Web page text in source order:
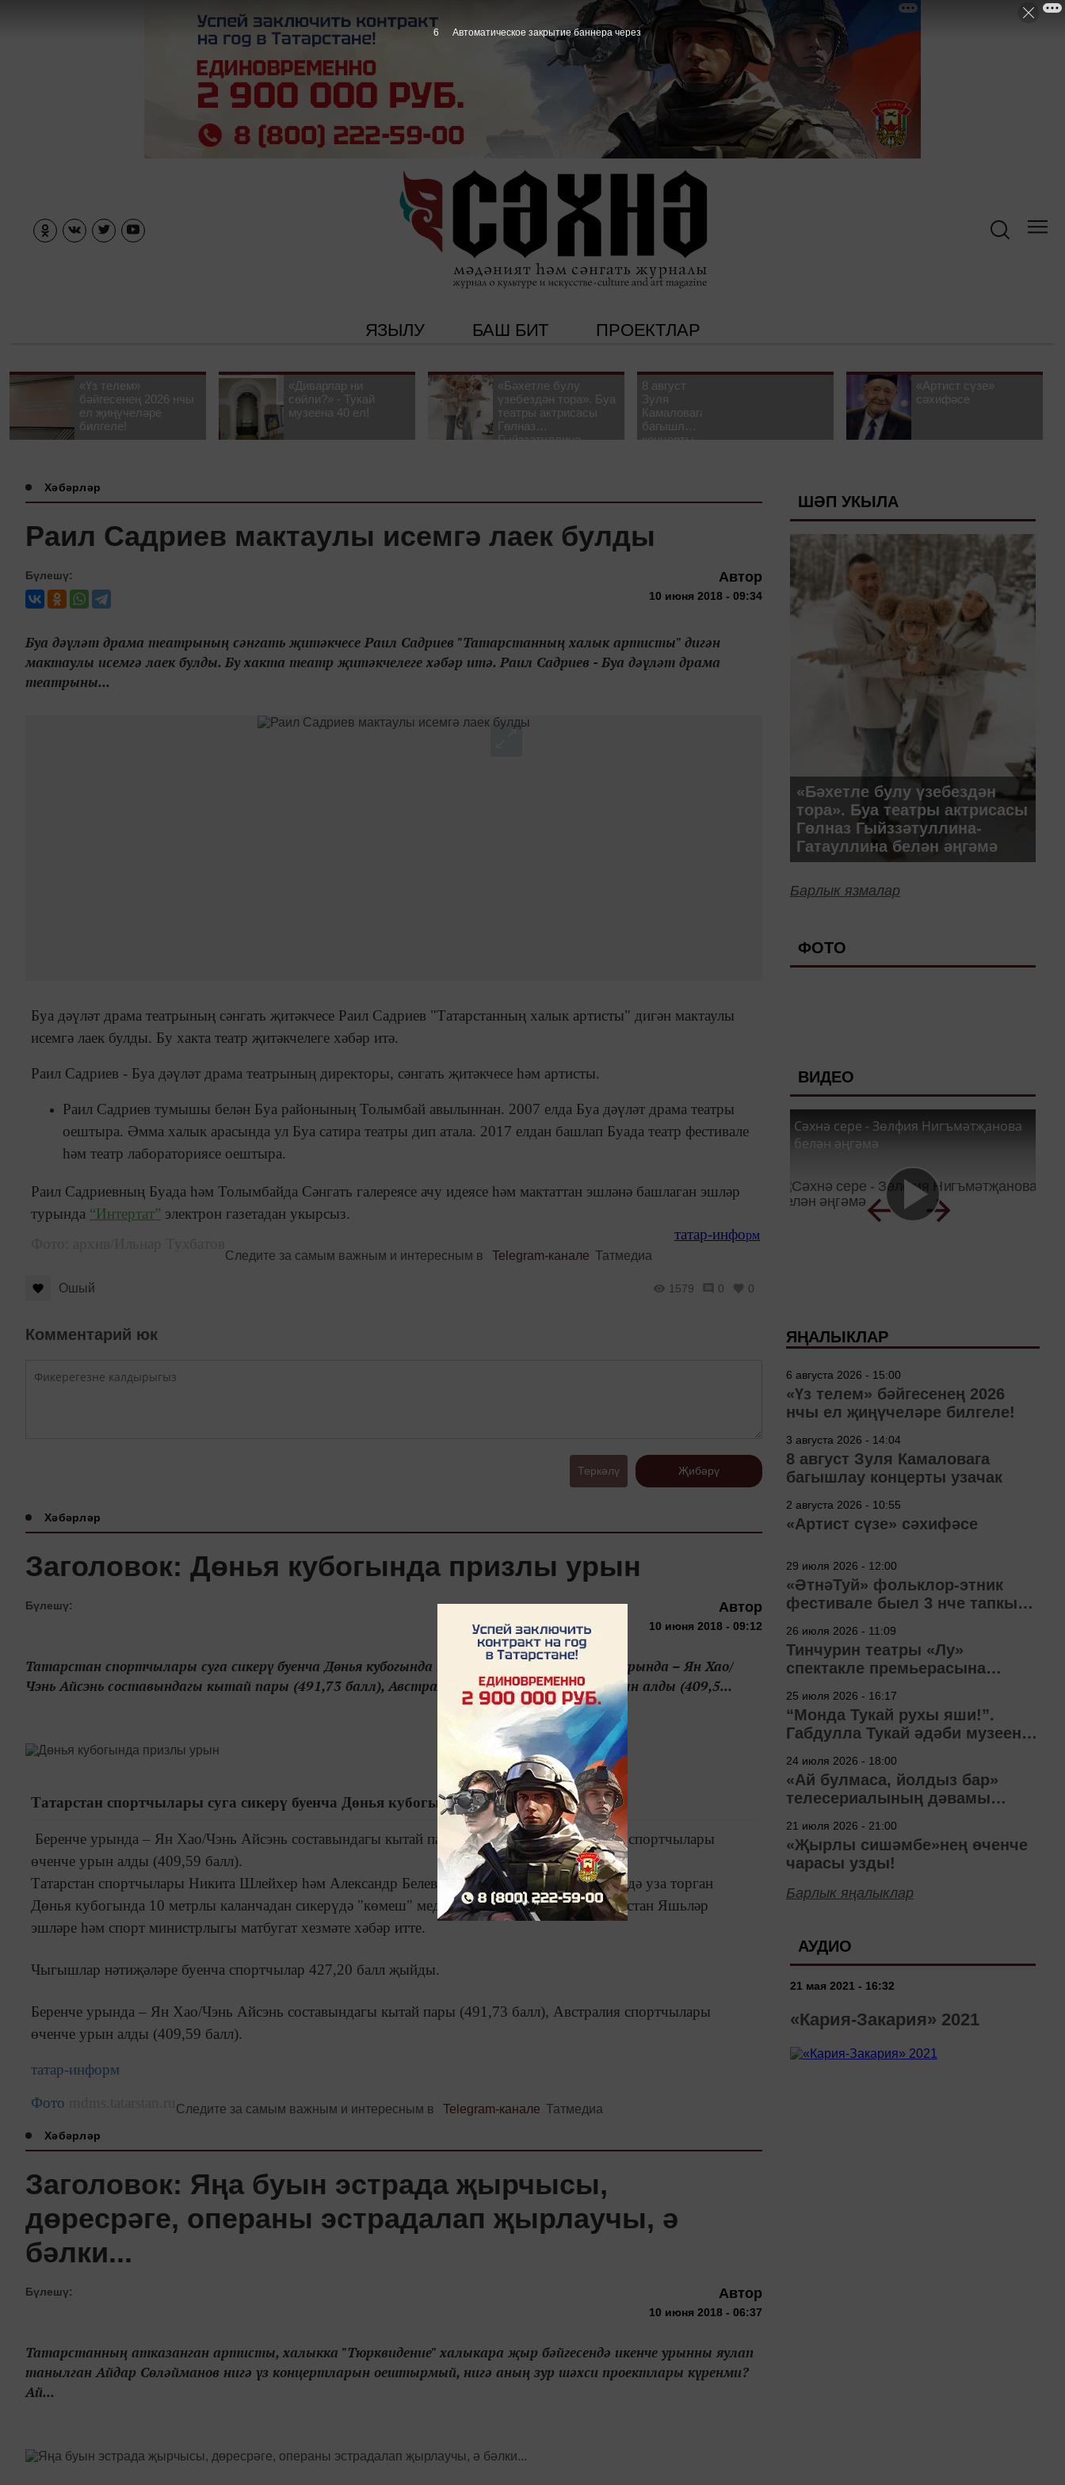
ЯЗЫЛУ БАШ БИТ ПРОЕКТЛАР
«Үз телем»
бәйгесенең 2026 нчы
ел җиңүчеләре
билгеле!
«Диварлар ни
сөйли?» - Тукай
музеена 40 ел!
«Бәхетле булу
үзебездән тора». Буа
театры актрисасы
Гөлназ
Гыйззәтуллина-
8 август
Зуля
Камаловага
багышлау
концерты
«Артист сүзе»
сәхифәсе
Хәбәрләр
Раил Садриев мактаулы исемгә лаек булды
Бүлешү: Автор
10 июня 2018 - 09:34
Буа дәүләт драма театрының сәнгать җитәкчесе Раил Садриев "Татарстанның халык артисты" дигән
мактаулы исемгә лаек булды. Бу хакта театр җитәкчелеге хәбәр итә. Раил Садриев - Буа дәүләт драма
театрыны...
Буа дәүләт драма театрының сәнгать җитәкчесе Раил Садриев "Татарстанның халык артисты" дигән мактаулы
исемгә лаек булды. Бу хакта театр җитәкчелеге хәбәр итә.
Раил Садриев - Буа дәүләт драма театрының директоры, сәнгать җитәкчесе һәм артисты.
Раил Садриев тумышы белән Буа районының Толымбай авылыннан. 2007 елда Буа дәүләт драма театры
оештыра. Әмма халык арасында ул Буа сатира театры дип атала. 2017 елдан башлап Буада театр фестивале
һәм театр лабораториясе оештыра.
Раил Садриевның Буада һәм Толымбайда Сәнгать галереясе ачу идеясе һәм мактаттан эшләнә башлаган эшләр
турында “Интертат” электрон газетадан укырсыз.
татар-информ
Следите за самым важным и интересным в
Telegram-канале Татмедиа
Ошый 1579 0 0
Комментарий юк
Теркәлү Җибәрү
Хәбәрләр
Заголовок: Дөнья кубогында призлы урын
Бүлешү: Автор
10 июня 2018 - 09:12
Татарстан спортчылары суга сикерү буенча Дөнья кубогында призлы урын алды Беренче урында – Ян Хао/
Чэнь Айсэнь составындагы кытай пары (491,73 балл), Австралия спортчылары өченче урын алды (409,5...
Татарстан спортчылары суга сикерү буенча Дөнья кубогында призлы урын алды
Беренче урында – Ян Хао/Чэнь Айсэнь составындагы кытай пары (491,73 балл), Австралия спортчылары
өченче урын алды (409,59 балл).
Татарстан спортчылары Никита Шлейхер һәм Александр Белевцев кытайның Ухань шәһәрендә уза торган
Дөнья кубогында 10 метрлы каланчадан сикерүдә "көмеш" медаль яулады. Бу турыда Татарстан Яшьләр
эшләре һәм спорт министрлыгы матбугат хезмәте хәбәр итте.
Чыгышлар нәтиҗәләре буенча спортчылар 427,20 балл җыйды.
Беренче урында – Ян Хао/Чэнь Айсэнь составындагы кытай пары (491,73 балл), Австралия спортчылары
өченче урын алды (409,59 балл).
татар-информ
Фото
Следите за самым важным и интересным в Telegram-канале Татмедиа
Хәбәрләр
Заголовок: Яңа буын эстрада җырчысы,
дөресрәге, операны эстрадалап җырлаучы, ә
бәлки...
Бүлешү: Автор
10 июня 2018 - 06:37
Татарстанның атказанган артисты, халыкка "Тюрквидение" халыкара җыр бәйгесендә икенче урынны яулап
танылган Айдар Сөләйманов нигә үз концертларын оештырмый, нигә аның зур шәхси проектлары күренми?
Ай...
ШӘП УКЫЛА
«Бәхетле булу үзебездән
тора». Буа театры актрисасы
Гөлназ Гыйззәтуллина-
Гатауллина белән әңгәмә
Барлык язмалар
ФОТО
ВИДЕО
Сәхнә сере - Зөлфия Нигъмәтҗанова
белән әңгәмә
ЯҢАЛЫКЛАР
6 августа 2026 - 15:00
«Үз телем» бәйгесенең 2026
нчы ел җиңүчеләре билгеле!
3 августа 2026 - 14:04
8 август Зуля Камаловага
багышлау концерты узачак
2 августа 2026 - 10:55
«Артист сүзе» сәхифәсе
29 июля 2026 - 12:00
«ӘтнәТуй» фольклор-этник
фестивале быел 3 нче тапкыр
26 июля 2026 - 11:09
Тинчурин театры «Лу»
спектакле премьерасына
25 июля 2026 - 16:17
“Монда Тукай рухы яши!”.
Габдулла Тукай әдәби музеена
24 июля 2026 - 18:00
«Ай булмаса, йолдыз бар»
телесериалының дәвамы
21 июля 2026 - 21:00
«Җырлы сишәмбе»нең өченче
чарасы узды!
Барлык яңалыклар
АУДИО
21 мая 2021 - 16:32
«Кария-Закария» 2021
5 Автоматическое закрытие баннера через